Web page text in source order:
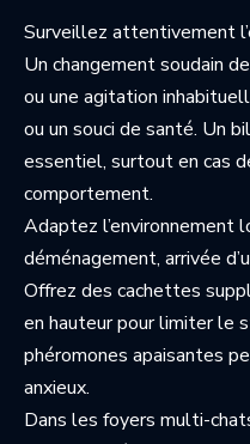
Surveillez attentivement
Un changement soudain
ou une agitation
ou un souci de santé. Un
essentiel, surtout en cas
comportement.
Adaptez l’environnement
déménagement, arrivée
Offrez des cachettes
en hauteur pour limiter le
phéromones apaisantes
anxieux.
Dans les foyers multi-